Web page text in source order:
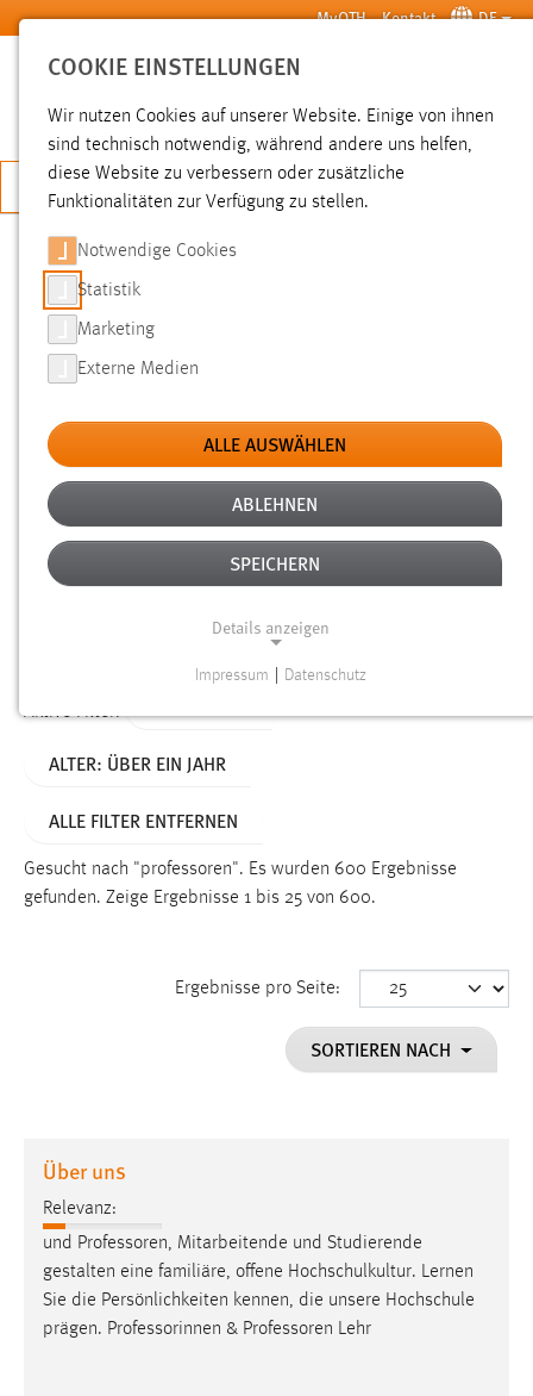
Zum Hauptinhalt springen MyOTH Kontakt DE
SUCHE
JETZT BEWERBEN
SUCHE
FILTER
Typ
Erstellungsdatum
Alter
Aktive Filter:
ALTER: ÜBER EIN JAHR
ALLE FILTER ENTFERNEN
Gesucht nach "professoren". Es wurden 600 Ergebnisse
gefunden. Zeige Ergebnisse 1 bis 25 von 600.
Ergebnisse pro Seite:
SORTIEREN NACH
Über uns
Relevanz:
und Professoren, Mitarbeitende und Studierende
gestalten eine familiäre, offene Hochschulkultur. Lernen
Sie die Persönlichkeiten kennen, die unsere Hochschule
prägen. Professorinnen & Professoren Lehr
COOKIE EINSTELLUNGEN
Wir nutzen Cookies auf unserer Website. Einige von ihnen
sind technisch notwendig, während andere uns helfen,
diese Website zu verbessern oder zusätzliche
Funktionalitäten zur Verfügung zu stellen.
Notwendige Cookies
Statistik
Marketing
Externe Medien
ALLE AUSWÄHLEN
ABLEHNEN
SPEICHERN
Details anzeigen
Funktionen und sind für die einwandfreie Funktion der
Name:
Dieser Cookie speichert die ausgewählten Einverständnis-
Name:
staticfilecache
Zweck:
Für performante Seitenauslieferung wird in diesem Cookie
gespeichert, ob man eingeloggt ist.
Impressum Datenschutz